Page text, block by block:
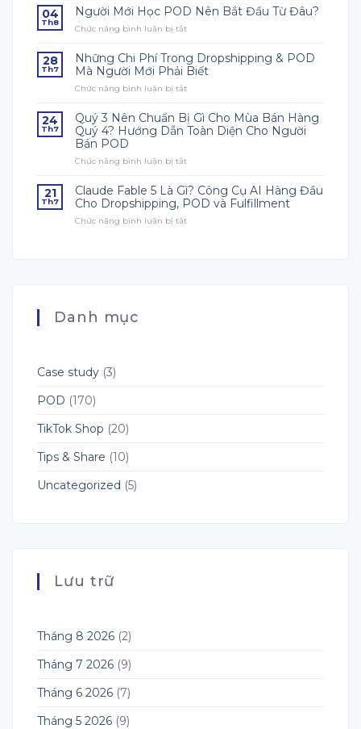
8
POD
Vì
Sao
Thời
Điểm
Bị
Q4?
04
Th8
Người Mới Học POD Nên Bắt Đầu Từ Đâu?
Chức năng bình luận bị tắt
Mới
Học
POD
Đầu
Từ
Đâu?
28
Th7
Những Chi Phí Trong Dropshipping & POD
Mà Người Mới Phải Biết
Chức năng bình luận bị tắt
Chi
Phí
Trong
Mà
Người
Mới
24
Th7
Quý 3 Nên Chuẩn Bị Gì Cho Mùa Bán Hàng
Quý 4? Hướng Dẫn Toàn Diện Cho Người
Bán POD
Chức năng bình luận bị tắt
3
Nên
Chuẩn
21
Th7
Claude Fable 5 Là Gì? Công Cụ AI Hàng Đầu
Cho Dropshipping, POD và Fulfillment
Chức năng bình luận bị tắt
Danh mục
Case study (3)
POD (170)
TikTok Shop (20)
Tips & Share (10)
Uncategorized (5)
Lưu trữ
Tháng 8 2026 (2)
Tháng 7 2026 (9)
Tháng 6 2026 (7)
Tháng 5 2026 (9)